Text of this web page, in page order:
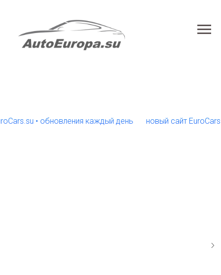
• обновления каждый день новый сайт EuroCars.su •